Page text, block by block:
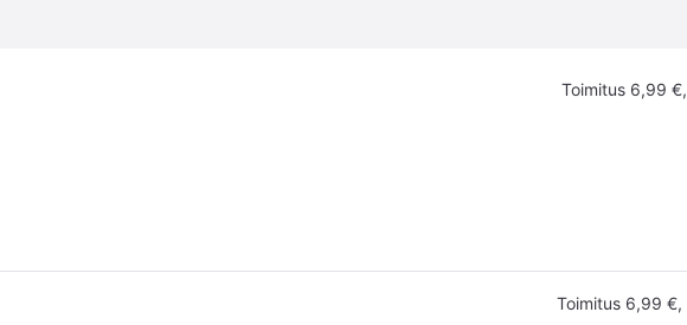
Toimitus 6,99 €,
Toimitus 6,99 €,